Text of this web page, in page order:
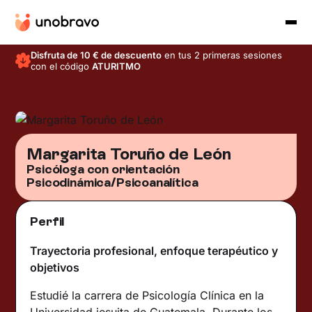
Disfruta de 10 € de descuento en tus 2 primeras sesiones
con el códigoATURITMO
Margarita Toruño de León
Psicóloga con orientación
Psicodinámica/Psicoanalítica
Perfil
Trayectoria profesional, enfoque terapéutico y
objetivos
Estudié la carrera de Psicología Clínica en la